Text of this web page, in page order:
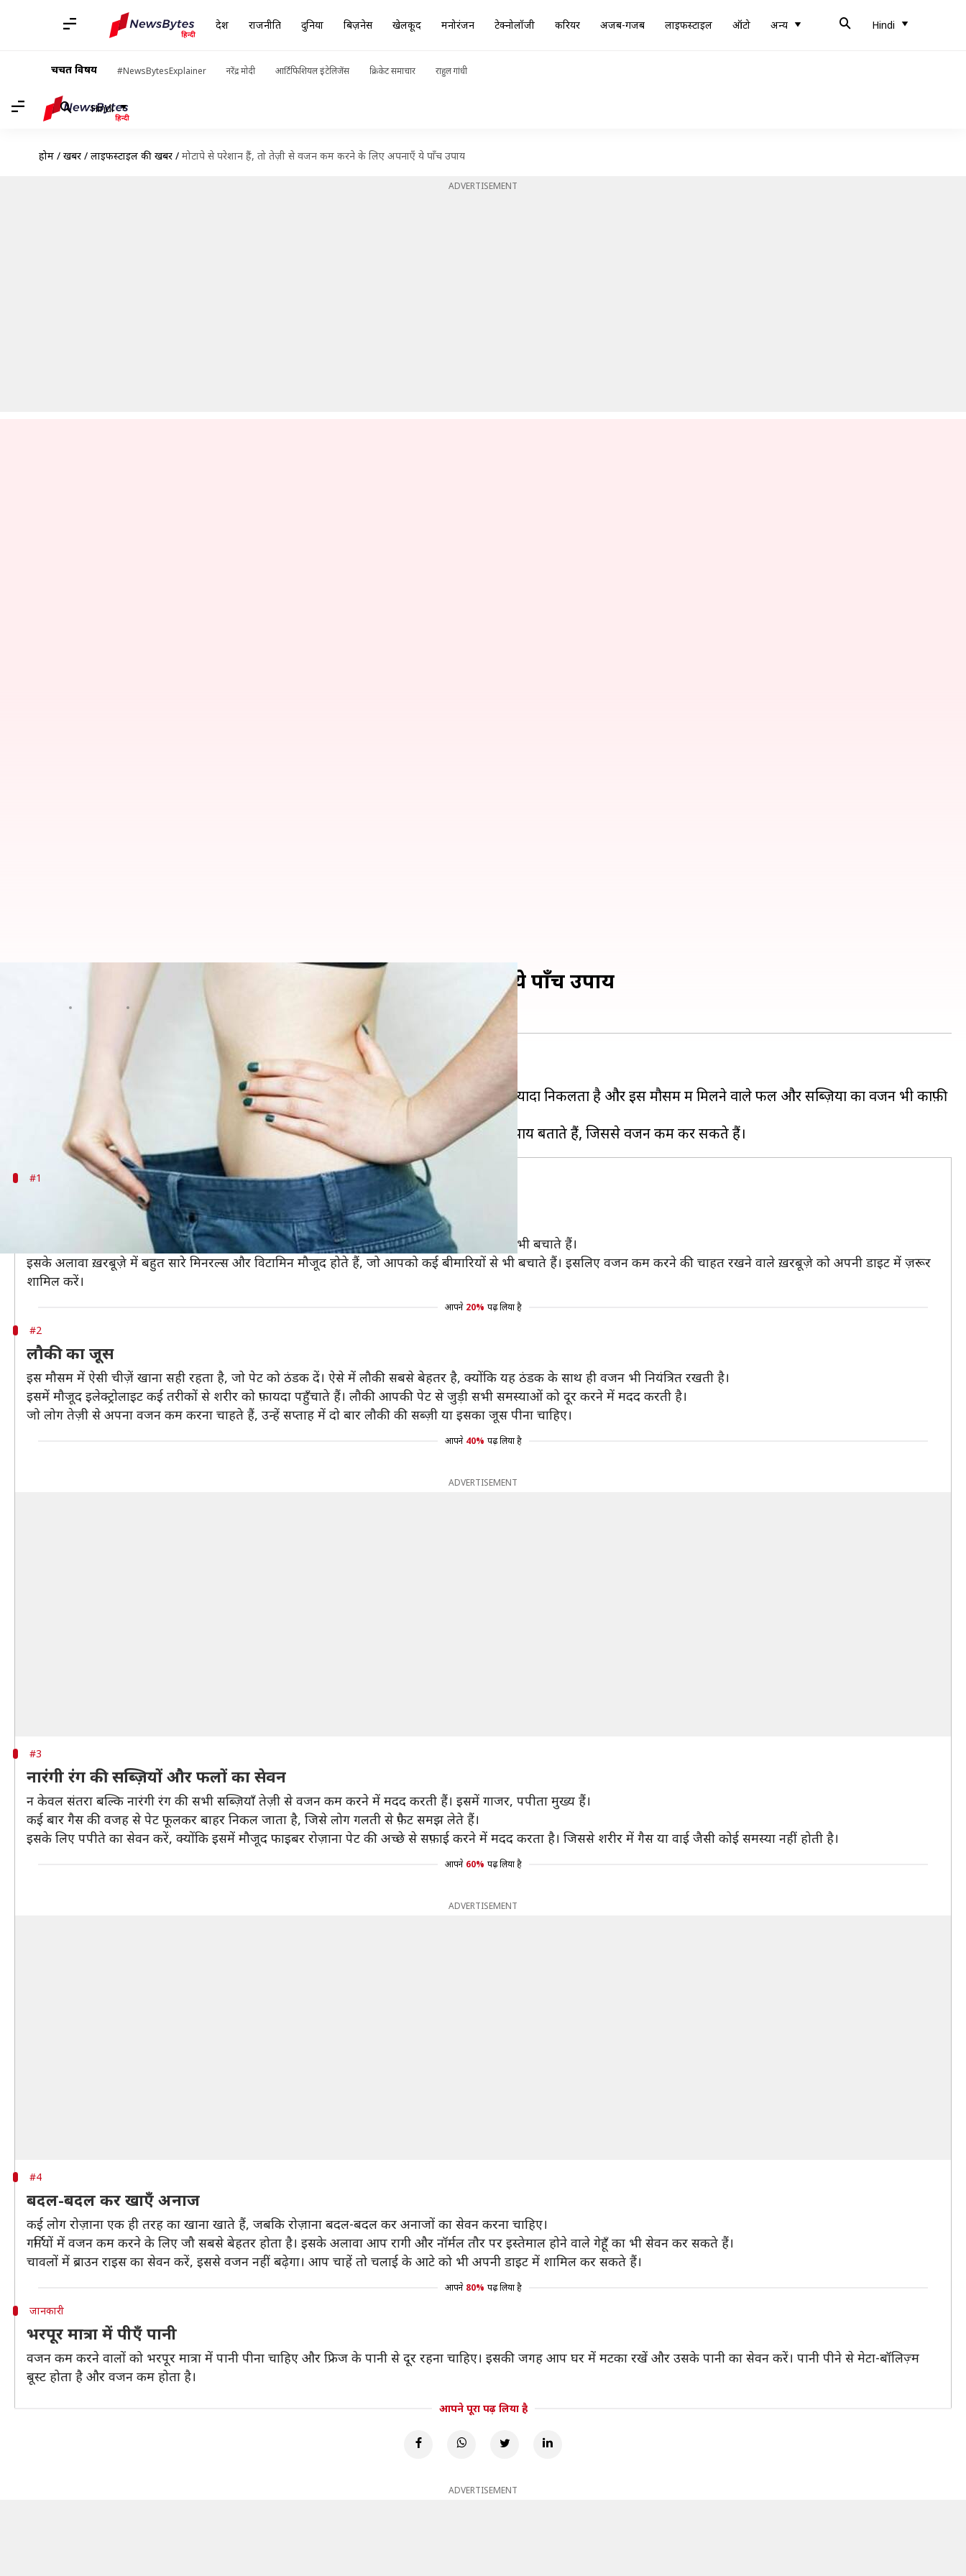
देश राजनीति दुनिया बिज़नेस खेलकूद मनोरंजन टेक्नोलॉजी करियर अजब-गजब लाइफस्टाइल ऑटो अन्य Hindi
चर्चित विषय #NewsBytesExplainer नरेंद्र मोदी आर्टिफिशियल इंटेलिजेंस क्रिकेट समाचार राहुल गांधी
Hindi
होम / खबरें / लाइफस्टाइल की खबरें / मोटापे से परेशान हैं, तो तेज़ी से वजन कम करने के लिए अपनाएँ ये पाँच उपाय
ADVERTISEMENT
मोटापे से परेशान हैं, तो तेज़ी से वजन कम करने के लिए अपनाएँ ये पाँच उपाय
01:20 pm
आज के समय में ज़्यादातर लोगों के लिए मोटापा सबसे बड़ी समस्या बना हुआ है।
जो लोग वजन कम करना चाहते हैं, उनके लिए ये समय सबसे अच्छा होता है। इस मौसम में पसीना ज़्यादा निकलता है और इस मौसम में मिलने वाले फल और सब्ज़ियों का वजन भी काफ़ी
कम होता है।
#1
करें ख़रबूज़े का सेवन
ख़रबूज़ा एक स्वादिष्ट फल है, जो गर्मियों में काफ़ी लोगों द्वारा पसंद किया जाता है।
ख़रबूज़ा खाने से पेट काफ़ी समय तक भरा रहता है और इसमें मौजूद वॉटर कंटेंट आपको डिहाईड्रेट होने से भी बचाते हैं।
इसके अलावा ख़रबूज़े में बहुत सारे मिनरल्स और विटामिन मौजूद होते हैं, जो आपको कई बीमारियों से भी बचाते हैं। इसलिए वजन कम करने की चाहत रखने वाले ख़रबूज़े को अपनी डाइट में ज़रूर
शामिल करें।
आपने 20% पढ़ लिया है
#2
लौकी का जूस
इस मौसम में ऐसी चीज़ें खाना सही रहता है, जो पेट को ठंडक दें। ऐसे में लौकी सबसे बेहतर है, क्योंकि यह ठंडक के साथ ही वजन भी नियंत्रित रखती है।
इसमें मौजूद इलेक्ट्रोलाइट कई तरीकों से शरीर को फ़ायदा पहुँचाते हैं। लौकी आपकी पेट से जुड़ी सभी समस्याओं को दूर करने में मदद करती है।
जो लोग तेज़ी से अपना वजन कम करना चाहते हैं, उन्हें सप्ताह में दो बार लौकी की सब्ज़ी या इसका जूस पीना चाहिए।
आपने 40% पढ़ लिया है
ADVERTISEMENT
#3
नारंगी रंग की सब्ज़ियों और फलों का सेवन
न केवल संतरा बल्कि नारंगी रंग की सभी सब्ज़ियाँ तेज़ी से वजन कम करने में मदद करती हैं। इसमें गाजर, पपीता मुख्य हैं।
कई बार गैस की वजह से पेट फूलकर बाहर निकल जाता है, जिसे लोग गलती से फ़ैट समझ लेते हैं।
इसके लिए पपीते का सेवन करें, क्योंकि इसमें मौजूद फाइबर रोज़ाना पेट की अच्छे से सफ़ाई करने में मदद करता है। जिससे शरीर में गैस या वाई जैसी कोई समस्या नहीं होती है।
आपने 60% पढ़ लिया है
ADVERTISEMENT
#4
बदल-बदल कर खाएँ अनाज
कई लोग रोज़ाना एक ही तरह का खाना खाते हैं, जबकि रोज़ाना बदल-बदल कर अनाजों का सेवन करना चाहिए।
गर्मियों में वजन कम करने के लिए जौ सबसे बेहतर होता है। इसके अलावा आप रागी और नॉर्मल तौर पर इस्तेमाल होने वाले गेहूँ का भी सेवन कर सकते हैं।
चावलों में ब्राउन राइस का सेवन करें, इससे वजन नहीं बढ़ेगा। आप चाहें तो चलाई के आटे को भी अपनी डाइट में शामिल कर सकते हैं।
आपने 80% पढ़ लिया है
जानकारी
भरपूर मात्रा में पीएँ पानी
वजन कम करने वालों को भरपूर मात्रा में पानी पीना चाहिए और फ्रिज के पानी से दूर रहना चाहिए। इसकी जगह आप घर में मटका रखें और उसके पानी का सेवन करें। पानी पीने से मेटा-बॉलिज़्म
बूस्ट होता है और वजन कम होता है।
आपने पूरा पढ़ लिया है
ADVERTISEMENT